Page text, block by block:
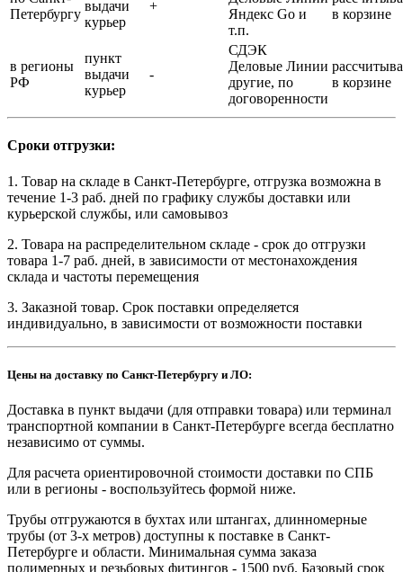
Петербургу
выдачи
курьер
+
Яндекс Go и
т.п.
в корзине
в регионы
РФ
пункт
выдачи
курьер
-
СДЭК
Деловые Линии
другие, по
договоренности
в корзине
Сроки отгрузки:
1. Товар на складе в Санкт-Петербурге, отгрузка возможна в
течение 1-3 раб. дней по графику службы доставки или
курьерской службы, или самовывоз
2. Товара на распределительном складе - срок до отгрузки
товара 1-7 раб. дней, в зависимости от местонахождения
склада и частоты перемещения
3. Заказной товар. Срок поставки определяется
индивидуально, в зависимости от возможности поставки
Цены на доставку по Санкт-Петербургу и ЛО:
Доставка в пункт выдачи (для отправки товара) или терминал
транспортной компании в Санкт-Петербурге всегда бесплатно
независимо от суммы.
Для расчета ориентировочной стоимости доставки по СПБ
или в регионы - воспользуйтесь формой ниже.
Трубы отгружаются в бухтах или штангах, длинномерные
трубы (от 3-х метров) доступны к поставке в Санкт-
Петербурге и области. Минимальная сумма заказа
полимерных и резьбовых фитингов - 1500 руб. Базовый срок